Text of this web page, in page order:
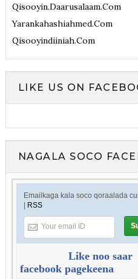
Qisooyin.daarusalaam.com
Yarankahashiahmed.com
Qisooyindiiniah.com
LIKE US ON
NAGALA SOCO
Emailkaga kala soco qoraalada
| RSS
Like noo saar
facebook pagekeena